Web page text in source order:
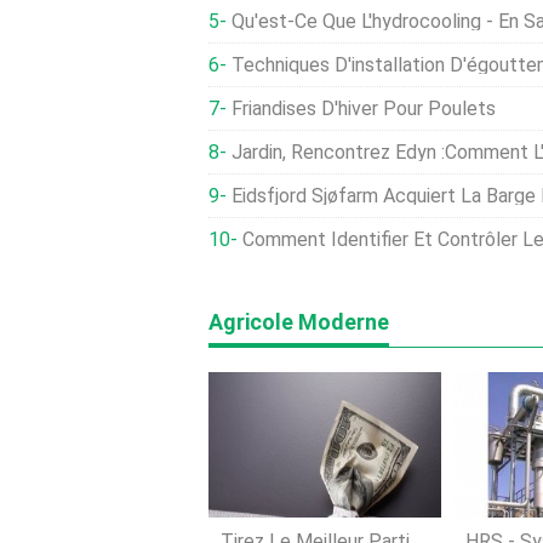
Qu'est-Ce Que L'hydrocooling - En Savoir Plus Sur
Techniques D'installation
Friandises D'hiver Pour Poulets
Jardin, Rencontrez Edyn :Comment L'« Internet
Eidsfjord Sjøfarm Acquiert La Barge D'alimentation
Comment Identifier Et Contrôler Les
Agricole Moderne